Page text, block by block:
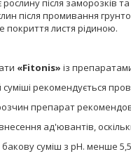
після заморозків та
після промивання
покриття листя рідиною.
«Fitonis» із
рекомендується
препарат
ад'ювантів,
бакову суміш з pH. менше